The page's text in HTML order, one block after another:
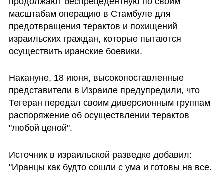
масштабам операцию в Стамбуле для
предотвращения терактов и похищений
израильских граждан, которые пытаются
осуществить иранские боевики.
Накануне, 18 июня, высокопоставленные
представители в Израиле предупредили, что
Тегеран передал своим диверсионным группам
распоряжение об осуществлении терактов
"любой ценой".
Источник в израильской разведке добавил:
"Иранцы как будто сошли с ума и готовы на все.